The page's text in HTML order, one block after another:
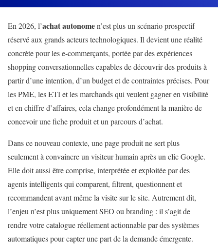
En 2026, l’achat autonomen’est plus un scénario prospectif
réservé aux grands acteurs technologiques. Il devient une réalité
concrète pour les e-commerçants, portée par des expériences
shopping conversationnelles capables de découvrir des produits à
partir d’une intention, d’un budget et de contraintes précises. Pour
les PME, les ETI et les marchands qui veulent gagner en visibilité
et en chiffre d’affaires, cela change profondément la manière de
concevoir une fiche produit et un parcours d’achat.
Dans ce nouveau contexte, une page produit ne sert plus
seulement à convaincre un visiteur humain après un clic Google.
Elle doit aussi être comprise, interprétée et exploitée par des
agents intelligents qui comparent, filtrent, questionnent et
recommandent avant même la visite sur le site. Autrement dit,
l’enjeu n’est plus uniquement SEO ou branding : il s’agit de
rendre votre catalogue réellement actionnable par des systèmes
automatiques pour capter une part de la demande émergente.